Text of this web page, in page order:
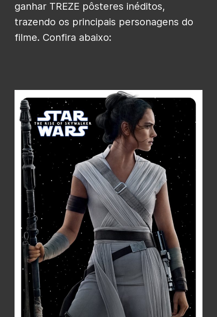
ganhar TREZE pôsteres inéditos,
trazendo os principais personagens do
filme. Confira abaixo: